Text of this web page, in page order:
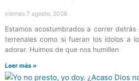
viernes 7 agosto, 2026
Estamos acostumbrados a correr
terrenales como si fueran los ídolos a
adorar. Huimos de que nos humillen
Leer más »